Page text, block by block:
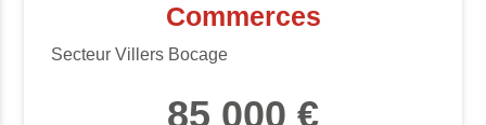
Commerces
Secteur Villers Bocage
85 000 €